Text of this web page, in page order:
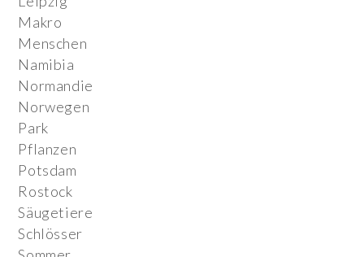
Makro
Menschen
Namibia
Normandie
Norwegen
Park
Pflanzen
Potsdam
Rostock
Säugetiere
Schlösser